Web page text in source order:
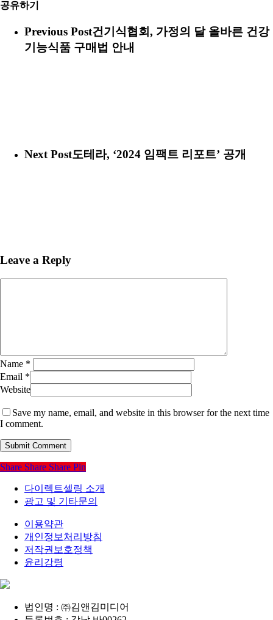
공유하기
Previous Post건기식협회, 가정의 달 올바른 건강
기능식품 구매법 안내
Next Post도테라, ‘2024 임팩트 리포트’ 공개
Leave a Reply
Name *
Email *
Website
Save my name, email, and website in this browser for the next time
I comment.
Share Share Share Pin
다이렉트셀링 소개
광고 및 기타문의
이용약관
개인정보처리방침
저작권보호정책
윤리강령
법인명 : ㈜김앤김미디어